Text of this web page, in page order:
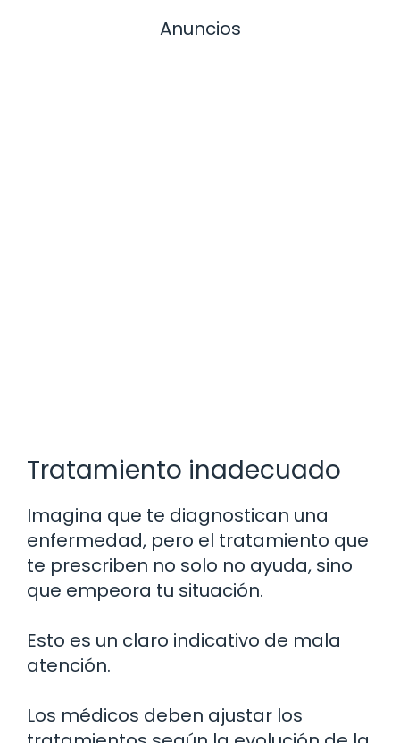
Anuncios
Tratamiento inadecuado
Imagina que te diagnostican una
enfermedad, pero el tratamiento que
te prescriben no solo no ayuda, sino
que empeora tu situación.
Esto es un claro indicativo de mala
atención.
Los médicos deben ajustar los